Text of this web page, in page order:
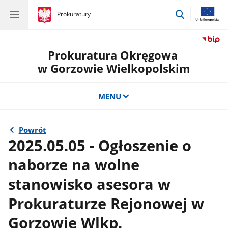
gov.pl
Prokuratury
gov.pl
Prokuratury
przejdź
Prokuratura Okręgowa
w Gorzowie Wielkopolskim
MENU
Powrót
2025.05.05 - Ogłoszenie o
naborze na wolne
stanowisko asesora w
Prokuraturze Rejonowej w
Gorzowie Wlkp.